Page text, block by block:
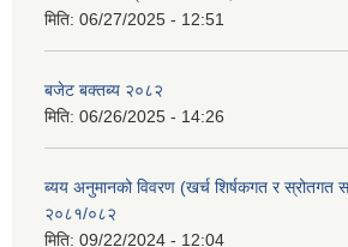
मिति: 06/27/2025 - 12:51
बजेट बक्तब्य २०८२
मिति: 06/26/2025 - 14:26
ब्यय अनुमानको विवरण (खर्च शिर्षकगत र स्रोतगत
२०८१/०८२
मिति: 09/22/2024 - 12:04